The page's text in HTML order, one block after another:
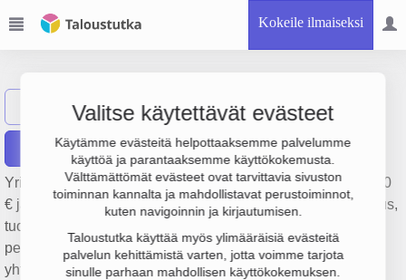
Kokeile ilmaiseksi
Valitse käytettävät evästeet
Käytämme evästeitä helpottaaksemme palvelumme
käyttöä ja parantaaksemme käyttökokemusta.
Välttämättömät evästeet ovat tarvittavia sivuston
toiminnan kannalta ja mahdollistavat perustoiminnot,
kuten navigoinnin ja kirjautumisen.
Taloustutka käyttää myös ylimääräisiä evästeitä
palvelun kehittämistä varten, jotta voimme tarjota
sinulle parhaan mahdollisen käyttökokemuksen.
Näytä haku G Ghenaiet Oy
Raportit
Yrityksen Ghenaiet Oy liikevaihto on 644 000 €, tulos 88 000
€ ja henkilöstömäärä 4. Sen päätoimiala on Leivän valmistus,
tuoreiden leivonnaisten ja kakkujen valmistus,
perustamisvuosi 2009 ja sijainti Tampere. Yrityksen
yhtiömuoto Osakeyhtiö (OY).